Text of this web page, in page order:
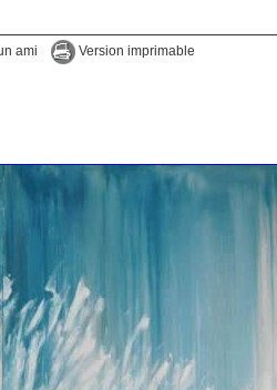
ami Version imprimable